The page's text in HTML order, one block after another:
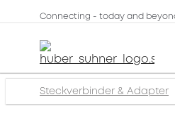
Connecting - today and
Steckverbinder & Adapter